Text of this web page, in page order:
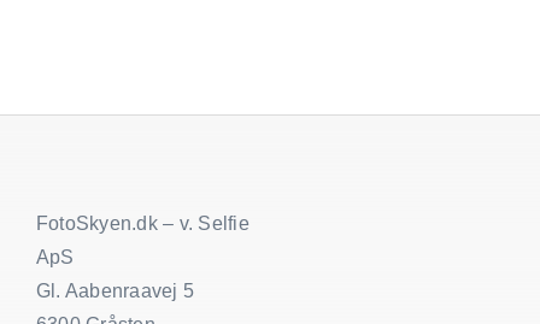
FotoSkyen.dk – v. Selfie
ApS
Gl. Aabenraavej 5